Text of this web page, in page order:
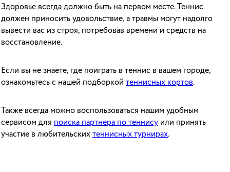
Здоровье всегда должно быть на первом месте. Теннис
должен приносить удовольствие, а травмы могут надолго
вывести вас из строя, потребовав времени и средств на
восстановление.
Если вы не знаете, где поиграть в теннис в вашем городе,
ознакомьтесь с нашей подборкой теннисных кортов.
Также всегда можно воспользоваться нашим удобным
сервисом для поиска партнера по теннису или принять
участие в любительскихтеннисных турнирах.